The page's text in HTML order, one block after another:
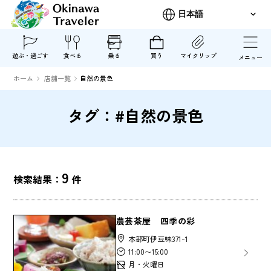
遊ぶ・過ごす 食べる 乗る 買う マイクリップ メニュー
ホーム 店舗一覧 自然の景色
タグ：#自然の景色
検索結果： 9 件
農芸茶屋 四季の彩
本部町伊豆味371-1
11:00〜15:00
月・火曜日